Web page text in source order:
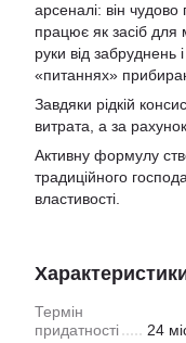
арсеналі: він
працює як засіб для
руки від забруднень
«питаннях»
Завдяки рідкій
витрата, а за
Активну формулу
традиційного
властивості.
Термін
придатності
24